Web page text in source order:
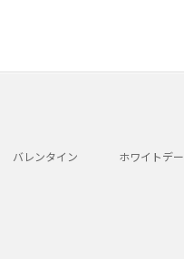
バレンタイン ホワイトデー